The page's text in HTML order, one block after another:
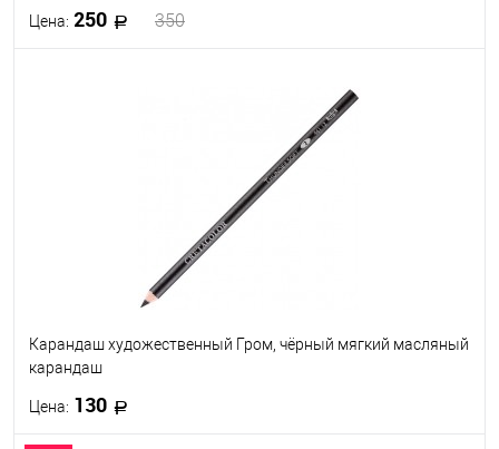
Цена: 250 350
В наличии
Карандаш художественный Гром, чёрный мягкий масляный
карандаш
Цена: 130